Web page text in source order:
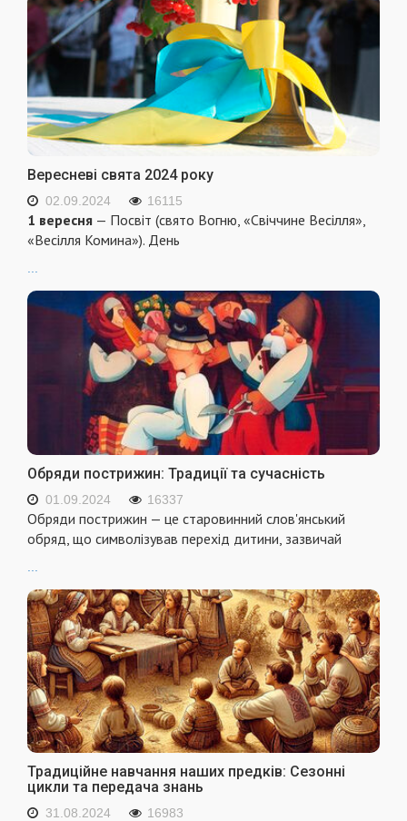
Вересневі свята 2024 року
02.09.2024 16115
1 вересня — Посвіт (свято Вогню, «Свіччине Весілля»,
«Весілля Комина»). День
...
Обряди пострижин: Традиції та сучасність
01.09.2024 16337
Обряди пострижин — це старовинний слов'янський
обряд, що символізував перехід дитини, зазвичай
Традиційне навчання наших предків: Сезонні
цикли та передача знань
31.08.2024 16983